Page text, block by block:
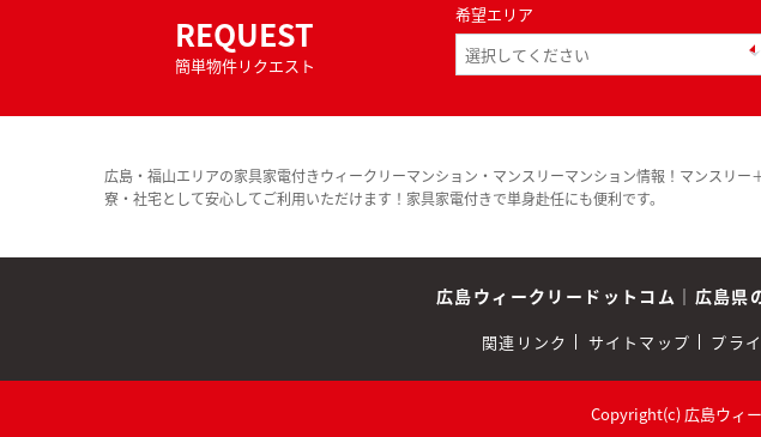
REQUEST
簡単物件リクエスト
希望エリア
広島・福山エリアの家具家電付きウィークリーマンション・マンスリーマンション情報！マンスリ
寮・社宅として安心してご利用いただけます！家具家電付きで単身赴任にも便利です。
広島ウィークリードットコム ｜ 広島県
関連リンク サイトマップ プラ
Copyright(c) 広島ウィ